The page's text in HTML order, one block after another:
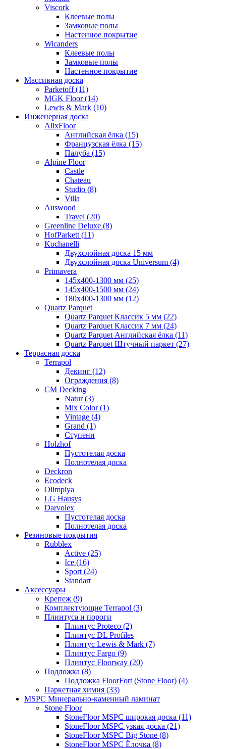
Viscork
Клеевые полы
Замковые полы
Настенное покрытие
Wicanders
Клеевые полы
Замковые полы
Настенное покрытие
Массивная доска
Parketoff (11)
MGK Floor (14)
Lewis & Mark (10)
Инженерная доска
AlixFloor
Английская ёлка (15)
Французская ёлка (15)
Палуба (15)
Alpine Floor
Castle
Chateau
Studio (8)
Villa
Auswood
Travel (20)
Greenline Deluxe (8)
HofParkett (11)
Kochanelli
Двухслойная доска 15 мм
Двухслойная доска Universum (4)
Primavera
145x400-1300 мм (25)
145x400-1500 мм (24)
180x400-1300 мм (12)
Quartz Parquet
Quartz Parquet Классик 5 мм (22)
Quartz Parquet Классик 7 мм (24)
Quartz Parquet Английская ёлка (11)
Quartz Parquet Штучный паркет (27)
Террасная доска
Terrapol
Декинг (12)
Ограждения (8)
CM Decking
Natur (3)
Mix Color (1)
Vintage (4)
Grand (1)
Ступени
Holzhof
Пустотелая доска
Полнотелая доска
Deckron
Ecodeck
Olimpiya
LG Hausys
Darvolex
Пустотелая доска
Полнотелая доска
Резиновые покрытия
Rubblex
Active (25)
Ice (16)
Sport (24)
Standart
Аксессуары
Крепеж (9)
Комплектующие Terrapol (3)
Плинтуса и пороги
Плинтус Proteco (2)
Плинтус DL Profiles
Плинтус Lewis & Mark (7)
Плинтус Fargo (9)
Плинтус Floorway (20)
Подложка (8)
Подложка FloorFort (Stone Floor) (4)
Паркетная химия (33)
MSPC Минерально-каменный ламинат
Stone Floor
StoneFloor MSPC широкая доска (11)
StoneFloor MSPC узкая доска (21)
StoneFloor MSPC Big Stone (8)
StoneFloor MSPC Ёлочка (8)